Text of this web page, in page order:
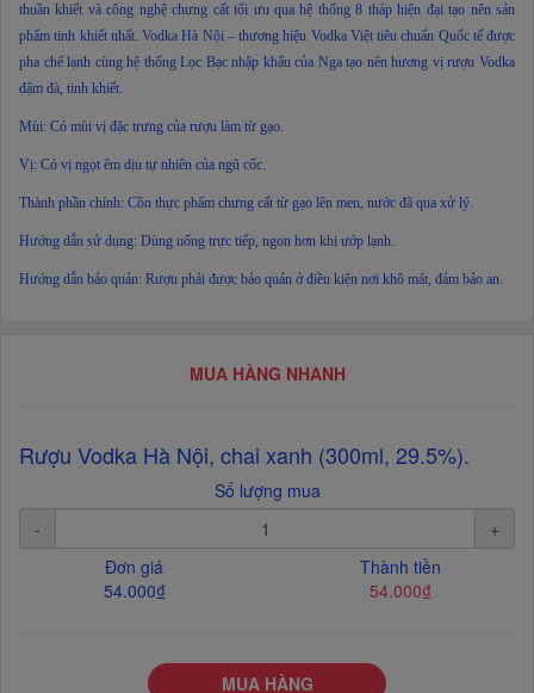
thuần khiết và công nghệ chưng cất tối ưu qua hệ thống 8 tháp hiện đại tạo nên sản
phẩm tinh khiết nhất. Vodka Hà Nội – thương hiệu Vodka Việt tiêu chuẩn Quốc tế được
pha chế lạnh cùng hệ thống Lọc Bạc nhập khẩu của Nga tạo nên hương vị rượu Vodka
đậm đà, tinh khiết.
Mùi: Có mùi vị đặc trưng của rượu làm từ gạo.
Vị: Có vị ngọt êm dịu tự nhiên của ngũ cốc.
Thành phần chính: Cồn thực phẩm chưng cất từ gạo lên men, nước đã qua xử lý.
Hướng dẫn sử dụng: Dùng uống trực tiếp, ngon hơn khi ướp lạnh.
Hướng dẫn bảo quản: Rượu phải được bảo quản ở điều kiện nơi khô mát, đảm bảo an.
MUA HÀNG NHANH
Rượu Vodka Hà Nội, chai xanh (300ml, 29.5%).
Số lượng mua
-
+
Đơn giá
54.000₫
Thành tiền
54.000₫
MUA HÀNG